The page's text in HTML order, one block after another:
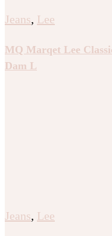
Jeans, Lee
MQ Marqet Lee
Dam L
Jeans, Lee